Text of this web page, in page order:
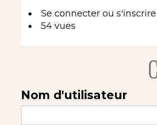
Se connecter ou s'inscrire
54 vues
Nom d'utilisateur